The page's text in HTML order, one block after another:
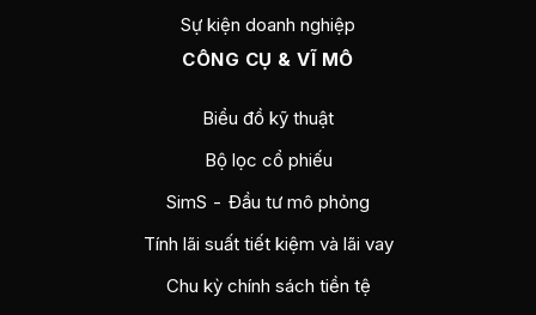
Sự kiện doanh nghiệp
CÔNG CỤ & VĨ MÔ
Biểu đồ kỹ thuật
Bộ lọc cổ phiếu
SimS - Đầu tư mô phỏng
Tính lãi suất tiết kiệm và lãi vay
Chu kỳ chính sách tiền tệ